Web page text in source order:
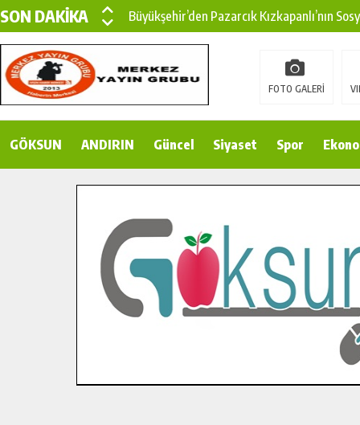
SON DAKİKA
Büyükşehir’den Pazarcık Kızkapanlı’nın
Büyükşehir’den Pazarcık Kırsalına Modern
Çin’den KSÜ’ye Uluslararası Başarı:
Gençler Pusula Maraş Kampında Yeni
İlçe Jandarma Komutanı Karakaya’dan
Bertiz’in Yeni Köprüsünde Sona Doğru.
FOTO GALERİ
GÖKSUN ANDIRIN Güncel Siyaset Spor